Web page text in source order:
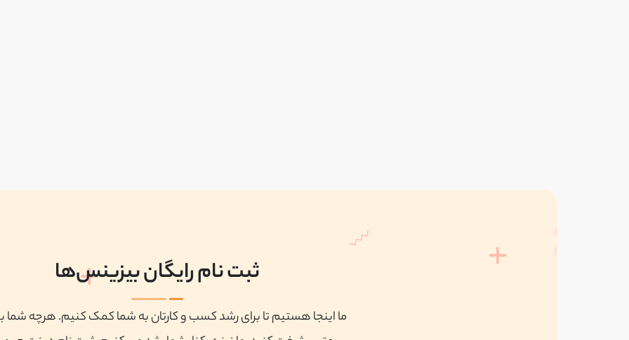
ثبت نام رایگان بیزینس‌ها
ما اینجا هستیم تا برای رشد کسب و کارتان به شما کمک کنیم. هرچه شما